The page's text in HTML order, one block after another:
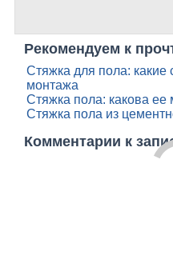
Рекомендуем к
Стяжка для пола: какие
монтажа
Стяжка пола: какова
Стяжка пола из
Комментарии к